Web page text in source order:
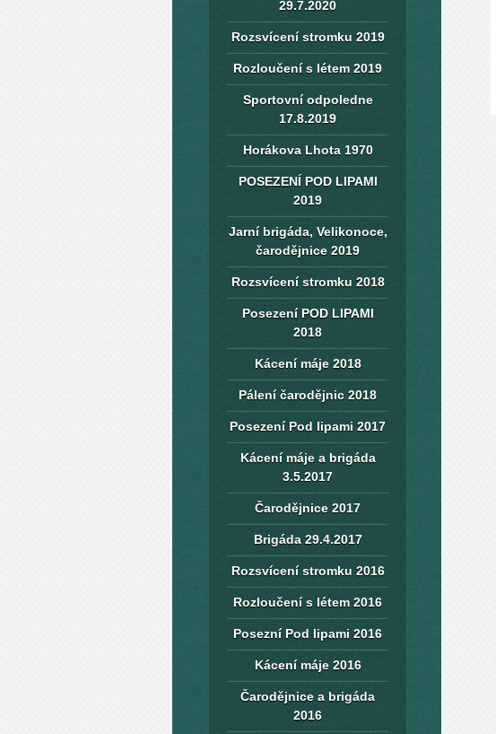
29.7.2020
Rozsvícení stromku 2019
Rozloučení s létem 2019
Sportovní odpoledne
17.8.2019
Horákova Lhota 1970
POSEZENÍ POD LIPAMI
2019
Jarní brigáda, Velikonoce,
čarodějnice 2019
Rozsvícení stromku 2018
Posezení POD LIPAMI
2018
Kácení máje 2018
Pálení čarodějnic 2018
Posezení Pod lipami 2017
Kácení máje a brigáda
3.5.2017
Čarodějnice 2017
Brigáda 29.4.2017
Rozsvícení stromku 2016
Rozloučení s létem 2016
Posezní Pod lipami 2016
Kácení máje 2016
Čarodějnice a brigáda
2016